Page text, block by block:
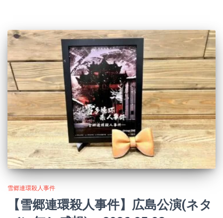
雪郷連環殺人事件
【雪郷連環殺人事件】広島公演(ネタ